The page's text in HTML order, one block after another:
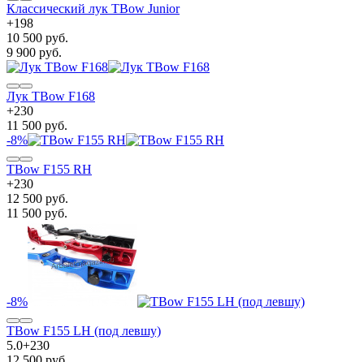
Классический лук TBow Junior
+198
10 500 руб.
9 900 руб.
Лук TBow F168
+230
11 500 руб.
-8%
TBow F155 RH
+230
12 500 руб.
11 500 руб.
-8%
TBow F155 LH (под левшу)
5.0+230